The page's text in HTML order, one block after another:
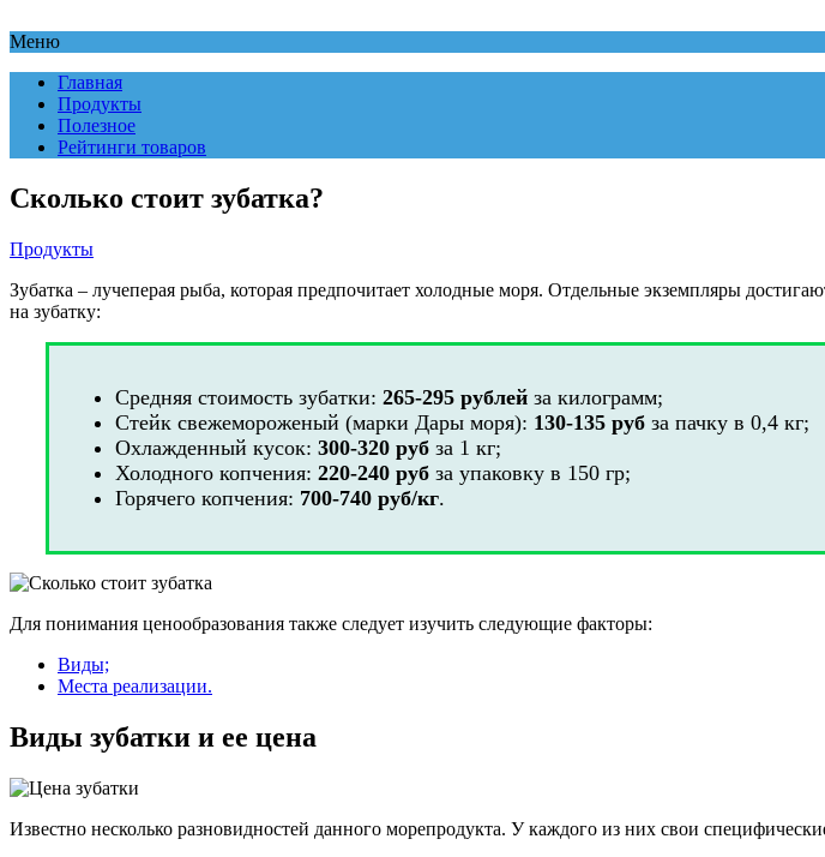
Меню
Главная
Продукты
Полезное
Рейтинги товаров
Сколько стоит зубатка?
Продукты
Зубатка – лучеперая рыба, которая предпочитает холодные моря. Отдельные экземпляры
на зубатку:
Средняя стоимость зубатки: 265-295 рублей за килограмм;
Стейк свежемороженый (марки Дары моря): 130-135 руб за пачку в 0,4 кг;
Охлажденный кусок: 300-320 руб за 1 кг;
Холодного копчения: 220-240 руб за упаковку в 150 гр;
Горячего копчения: 700-740 руб/кг.
Для понимания ценообразования также следует изучить следующие факторы:
Виды;
Места реализации.
Виды зубатки и ее цена
Известно несколько разновидностей данного морепродукта. У каждого из них свои